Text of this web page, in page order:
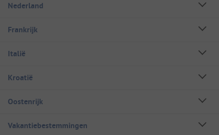
Nederland
Frankrijk
Italië
Kroatië
Oostenrijk
Vakantiebestemmingen